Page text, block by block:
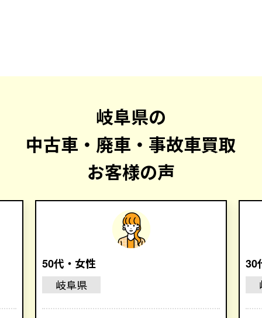
岐阜県の
中古車・廃車・事故車買取
お客様の声
50代・女性
岐阜県
30